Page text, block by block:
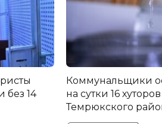
без 14
Коммунальщики
на сутки 16
Темрюкского